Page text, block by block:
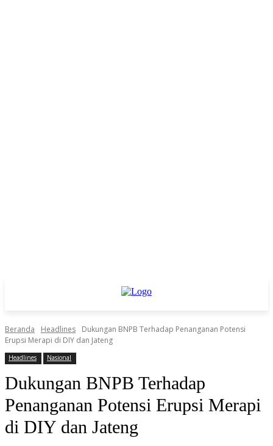
Beranda Headlines
Dukungan BNPB Terhadap Penanganan Potensi
Erupsi Merapi di DIY dan Jateng
Headlines Nasional
Dukungan BNPB Terhadap
Penanganan Potensi Erupsi Merapi
di DIY dan Jateng